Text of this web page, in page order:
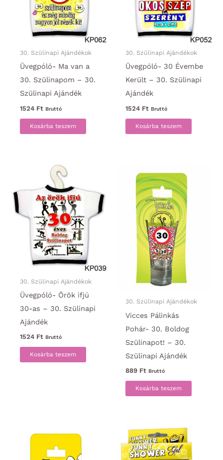
30. Szülinapi Ajándékok
Üvegpóló- Ma van a
30. Szülinapom – 30.
Szülinapi Ajándék
1524 Ft Bruttó
Kosárba teszem
30. Szülinapi Ajándékok
Üvegpóló- 30 Évembe
Került – 30. Szülinapi
Ajándék
1524 Ft Bruttó
Kosárba teszem
30. Szülinapi Ajándékok
Üvegpóló- Örök ifjú
30-as – 30. Szülinapi
Ajándék
1524 Ft Bruttó
Kosárba teszem
30. Szülinapi Ajándékok
Vicces Pálinkás
Pohár- 30. Boldog
Szülinapot! – 30.
Szülinapi Ajándék
889 Ft Bruttó
Kosárba teszem